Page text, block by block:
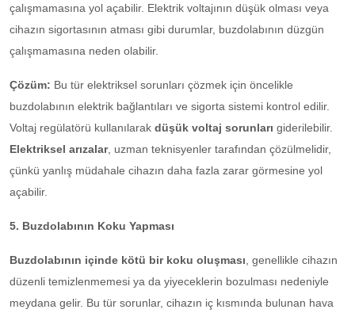
çalışmamasına yol açabilir. Elektrik voltajının düşük olması veya
cihazın sigortasının atması gibi durumlar, buzdolabının düzgün
çalışmamasına neden olabilir.
Çözüm: Bu tür elektriksel sorunları çözmek için öncelikle
buzdolabının elektrik bağlantıları ve sigorta sistemi kontrol edilir.
Voltaj regülatörü kullanılarak düşük voltaj sorunları giderilebilir.
Elektriksel arızalar, uzman teknisyenler tarafından çözülmelidir,
çünkü yanlış müdahale cihazın daha fazla zarar görmesine yol
açabilir.
5. Buzdolabının Koku Yapması
Buzdolabının içinde kötü bir koku oluşması, genellikle cihazın
düzenli temizlenmemesi ya da yiyeceklerin bozulması nedeniyle
meydana gelir. Bu tür sorunlar, cihazın iç kısmında bulunan hava